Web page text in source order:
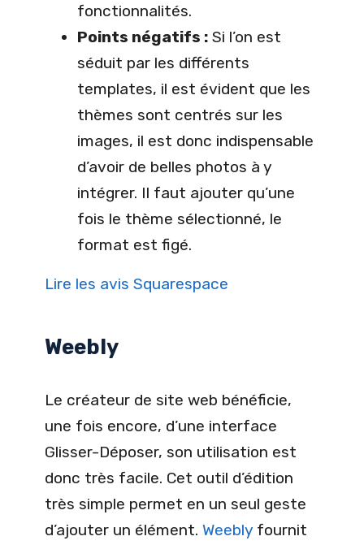
fonctionnalités.
Points négatifs : Si l’on est
séduit par les différents
templates, il est évident que les
thèmes sont centrés sur les
images, il est donc indispensable
d’avoir de belles photos à y
intégrer. Il faut ajouter qu’une
fois le thème sélectionné, le
format est figé.
Lire les avis Squarespace
Weebly
Le créateur de site web bénéficie,
une fois encore, d’une interface
Glisser-Déposer, son utilisation est
donc très facile. Cet outil d’édition
très simple permet en un seul geste
d’ajouter un élément. Weebly fournit